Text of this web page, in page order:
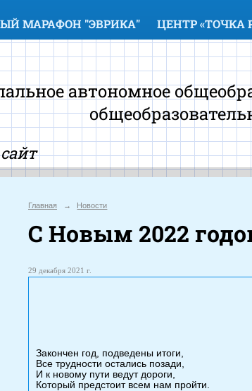
МАРАФОН "ЭВРИКА" ЦЕНТР «ТОЧКА
автономное
Главная → Новости
С Новым 2022
29 декабря 2021 г.
Закончен год, подведены итоги,
Все трудности остались позади,
И к новому пути ведут дороги,
Который предстоит всем нам пройти.